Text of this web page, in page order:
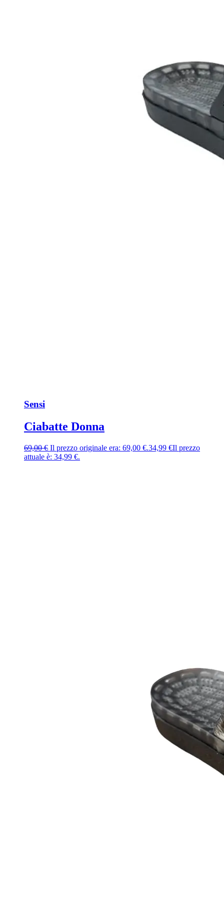
Sensi
Ciabatte Donna
69,00€ Il prezzo originale era: 69,00 €.34,99 €Il prezzo
attuale è: 34,99 €.